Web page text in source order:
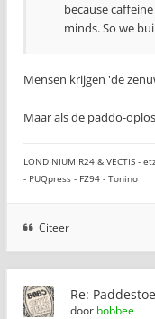
because
minds. So we
Mensen krijgen 'de
Maar als de paddo-
LONDINIUM R24 & VECTIS -
- PUQpress - FZ94 - Tonino
Citeer
Re:
door bobbee